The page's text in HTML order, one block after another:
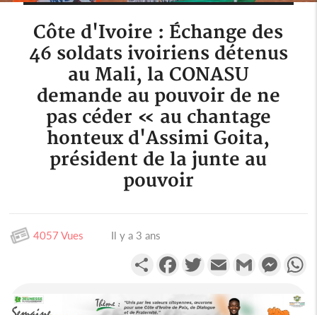
Côte d'Ivoire : Échange des
46 soldats ivoiriens détenus
au Mali, la CONASU
demande au pouvoir de ne
pas céder « au chantage
honteux d'Assimi Goita,
président de la junte au
pouvoir
4057 Vues Il y a 3 ans
PartagerFacebookTwitterEmail Gmail